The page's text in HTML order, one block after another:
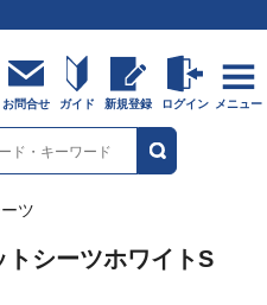
ログイン
新規登録
ガイド
お問合せ メニュー
ツ
シーツホワイトS